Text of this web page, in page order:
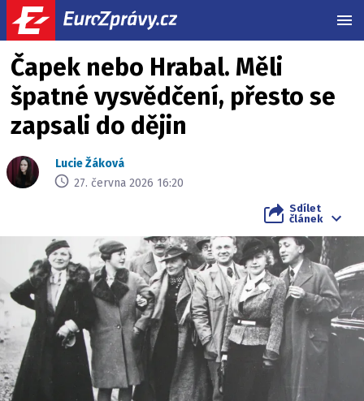
Čapek nebo Hrabal. Měli
špatné vysvědčení, přesto se
zapsali do dějin
Lucie Žáková
27. června 2026 16:20
Sdílet
článek